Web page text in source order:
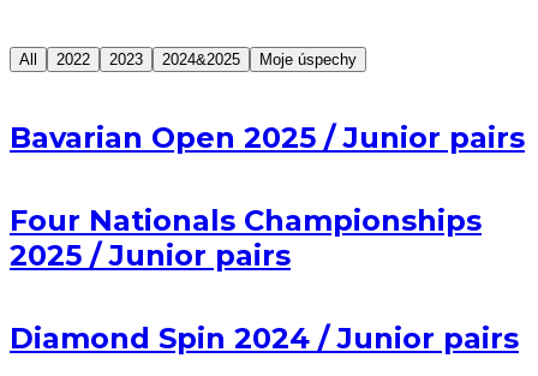
All 2022 2023 2024&2025 Moje úspechy
Bavarian Open 2025 / Junior pairs
Four Nationals Championships
2025 / Junior pairs
Diamond Spin 2024 / Junior pairs